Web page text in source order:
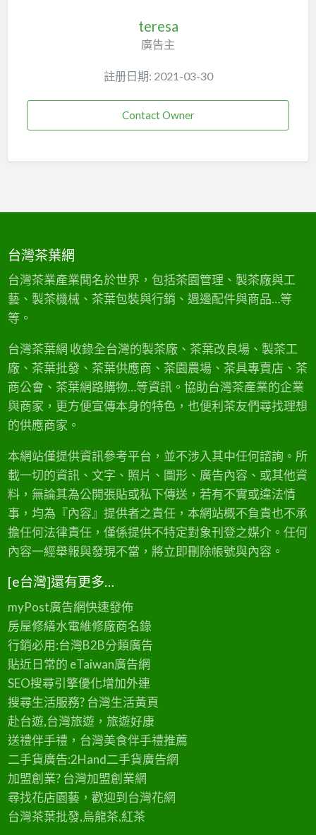
teresa
廣告主
註册日期: 2021-03-30
Contact Owner
台灣茶葉網
台灣茶業產業聞名於世界，包括茶園管理、製茶廠與工
藝、製茶機械、茶葉包裝與行銷、週邊配件與商品…等
等。
台灣茶葉網 收錄全台灣的製茶廠、茶葉改良場、製茶工
廠、茶葉批發、茶葉供應商、茶園農場、茶具專賣店、茶
商公會、茶葉網路購物…等資訊。協助台灣茶產業的企業
與商家，更方便宣傳本身的特色，也便利茶友們尋找理想
的供應商家。
本網站僅提供資訊參考平台，並不涉入其中任何諮詢。所
載一切的資訊、文字、照片、圖形、廣告內容、或其他資
料，無論其為公開張貼或私下傳送，若有不實或違法情
事，均為『內容』提供者之責任，本網站概不負責也不承
擔任何法律責任，僅係提供不特定對象刊登之媒介。任何
內容一經舉報與發現不當，將立即刪除帳號與內容。
[e台灣]還有更多…
myPost廣告網快速發佈
房屋修繕水電維修廠商名錄
行銷必用:台灣B2B分類廣告
貼近日常的 eTaiwan廣告網
SEO搜尋引擎優化增加外連
搜尋生活服務? 台灣生活黃頁
赴台遊,台灣旅遊，旅遊好康
送禮伴手禮，台灣美食伴手禮推薦
二手貨廣告:2Hand二手貨廣告網
加盟創業? 台灣加盟創業網
尋找花店園藝，歡迎到 台灣花網
台灣茶葉批發,烏龍茶,紅茶